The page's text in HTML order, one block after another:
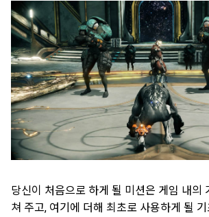
당신이 처음으로 하게 될 미션은 게임 내의
쳐 주고, 여기에 더해 최초로 사용하게 될